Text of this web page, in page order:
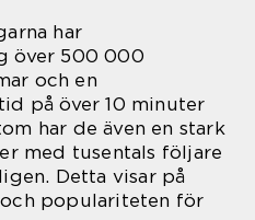
har
över 500 000
och en
på över 10 minuter
har de även en stark
med tusentals följare
Detta visar på
populariteten för